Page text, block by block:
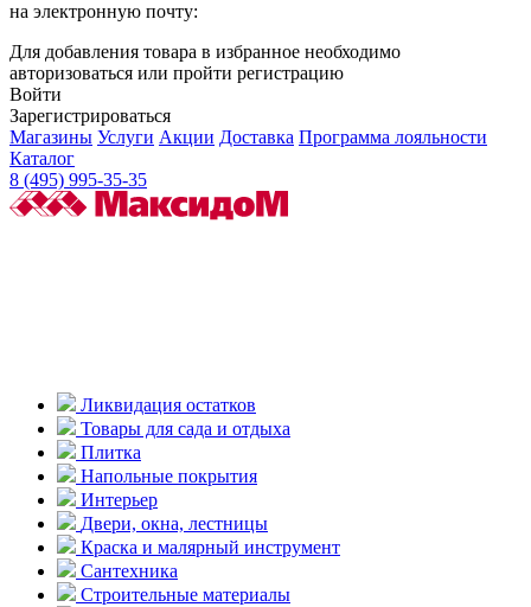
на электронную почту:
Для добавления товара в избранное необходимо
авторизоваться или пройти регистрацию
Войти
Зарегистрироваться
Магазины Услуги Акции Доставка Программа лояльности
Каталог
8 (495) 995-35-35
Ликвидация остатков
Товары для сада и отдыха
Плитка
Напольные покрытия
Интерьер
Двери, окна, лестницы
Краска и малярный инструмент
Сантехника
Строительные материалы